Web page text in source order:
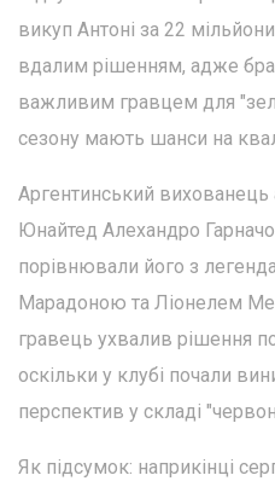
викуп Антоні за 22
вдалим рішенням, адже
важливим гравцем для
сезону мають шанси на
Аргентинський вихованець
Юнайтед Алехандро
порівнювали його з
Марадоною та Ліонелем
гравець ухвалив рішення
оскільки у клубі почали
перспектив у складі
Як підсумок: наприкінці